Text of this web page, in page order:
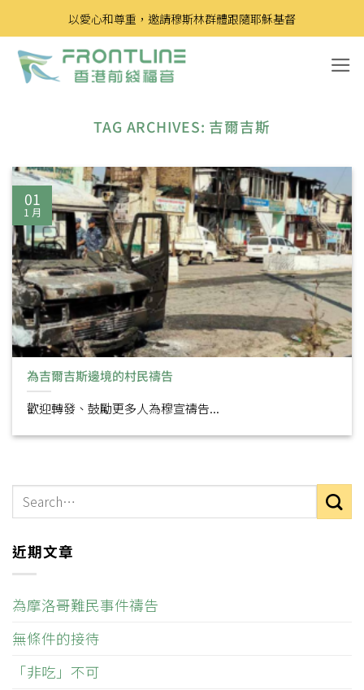
to
content
以愛心和尊重，邀請穆斯林群體跟隨耶穌基督
TAG ARCHIVES: 吉爾吉斯
為吉爾吉斯邊境的村民禱告
歡迎轉發、鼓勵更多人為穆宣禱告...
01
1 月
近期文章
為摩洛哥難民事件禱告
無條件的接待
「非吃」不可